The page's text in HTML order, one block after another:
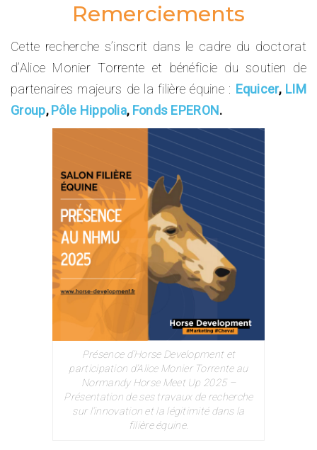
Remerciements
Cette recherche s’inscrit dans le cadre du doctorat
d’Alice Monier Torrente et bénéficie du soutien de
partenaires majeurs de la filière équine : Equicer, LIM
Group, Pôle Hippolia, Fonds EPERON.
Présence d’Horse Development et
participation d’Alice Monier Torrente au
Normandy Horse Meet Up 2025 –
Présentation de ses travaux de recherche
sur l’innovation et la légitimité dans la
filière équine.